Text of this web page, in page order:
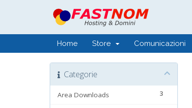
Home Store Comunicazioni
Categorie
3
Area Downloads